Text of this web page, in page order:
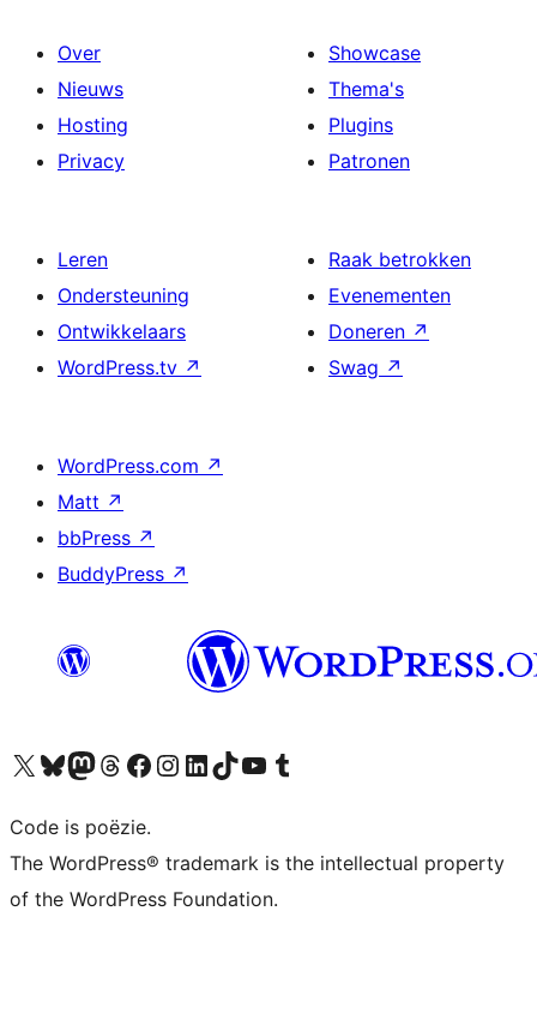
Over
Nieuws
Hosting
Privacy
Showcase
Thema's
Plugins
Patronen
Leren
Ondersteuning
Ontwikkelaars
WordPress.tv ↗
Raak betrokken
Evenementen
Doneren ↗
Swag ↗
WordPress.com ↗
Matt ↗
bbPress ↗
BuddyPress ↗
Bezoek ons X (voorheen Twitter) account
Bezoek ons Bluesky account
Bezoek ons Mastodon account
Bezoek ons Threads account
Onze Facebook pagina bezoeken
Bezoek ons Instagram account
Bezoek ons LinkedIn account
Bezoek ons TikTok account
Bezoek ons YouTube kanaalBezoek ons Tumblr account
Code is poëzie.
The WordPress® trademark is the intellectual property
of the WordPress Foundation.